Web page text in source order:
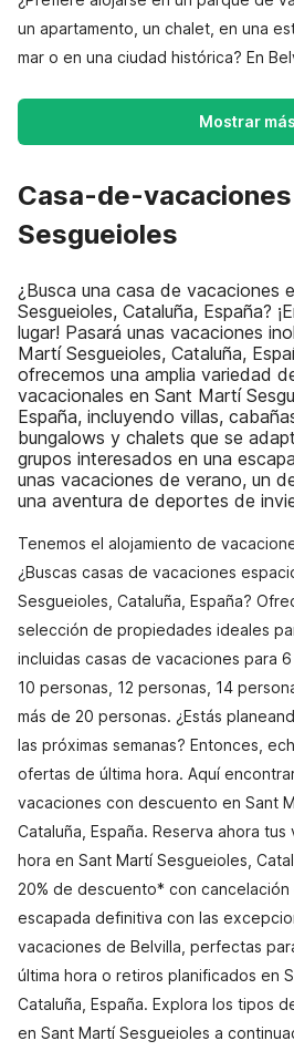
un apartamento, un chalet, en una
mar o en una ciudad histórica? En
Mostrar más
Casa-de-
Sesgueioles
¿Busca una casa de vacaciones
Sesgueioles, Cataluña, España?
lugar! Pasará unas vacaciones
Martí Sesgueioles, Cataluña,
ofrecemos una amplia variedad
vacacionales en Sant Martí
España, incluyendo villas,
bungalows y chalets que se
grupos interesados en una
unas vacaciones de verano, un
una aventura de deportes de
Tenemos el alojamiento de
¿Buscas casas de vacaciones
Sesgueioles, Cataluña, España?
selección de propiedades ideales
incluidas casas de vacaciones para
10 personas, 12 personas, 14
más de 20 personas. ¿Estás
las próximas semanas? Entonces,
ofertas de última hora. Aquí
vacaciones con descuento en Sant
Cataluña, España. Reserva ahora
hora en Sant Martí Sesgueioles,
20% de descuento* con
escapada definitiva con las
vacaciones de Belvilla, perfectas
última hora o retiros planificados en
Cataluña, España. Explora los tipos
en Sant Martí Sesgueioles a